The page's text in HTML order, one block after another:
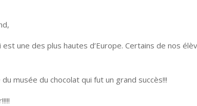
une des plus hautes d’Europe. Certains de nos
musée du chocolat qui fut un grand succès!!!